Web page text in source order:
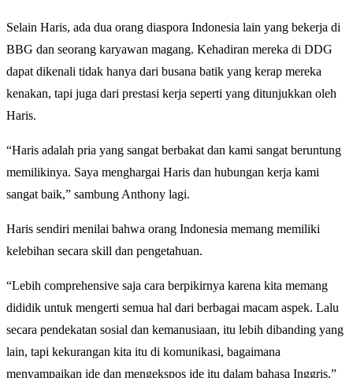
Selain Haris, ada dua orang diaspora Indonesia lain yang bekerja di
BBG dan seorang karyawan magang. Kehadiran mereka di DDG
dapat dikenali tidak hanya dari busana batik yang kerap mereka
kenakan, tapi juga dari prestasi kerja seperti yang ditunjukkan oleh
Haris.
“Haris adalah pria yang sangat berbakat dan kami sangat beruntung
memilikinya. Saya menghargai Haris dan hubungan kerja kami
sangat baik,” sambung Anthony lagi.
Haris sendiri menilai bahwa orang Indonesia memang memiliki
kelebihan secara skill dan pengetahuan.
“Lebih comprehensive saja cara berpikirnya karena kita memang
dididik untuk mengerti semua hal dari berbagai macam aspek. Lalu
secara pendekatan sosial dan kemanusiaan, itu lebih dibanding yang
lain, tapi kekurangan kita itu di komunikasi, bagaimana
menyampaikan ide dan mengekspos ide itu dalam bahasa Inggris,”